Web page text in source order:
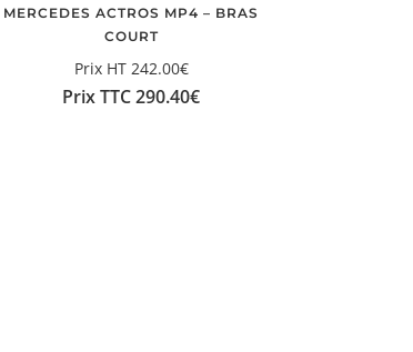
MERCEDES ACTROS MP4 – BRAS
COURT
Prix HT 242.00€
Prix TTC290.40€